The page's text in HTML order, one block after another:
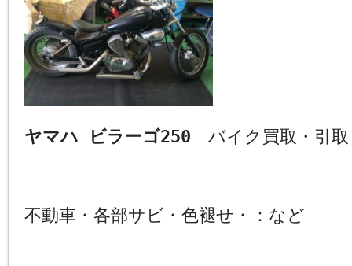
ヤマハ ビラーゴ250 バイク買取・引
不動車・各部サビ・色褪せ・：など